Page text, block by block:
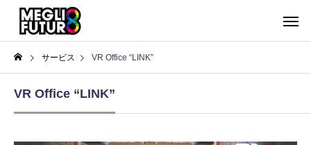
サービス VR Office “LINK”
VR Office “LINK”